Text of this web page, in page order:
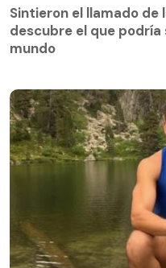
descubre el que podría
mundo
Sintieron el llamado de
descubre el que
mundo